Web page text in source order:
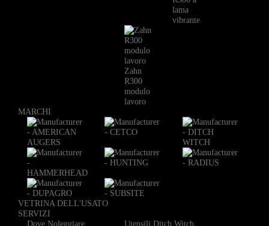
lama
vibrante
Zahn
R300
modulo
lavoro
MARCHI
VETRINA DELL'USATO
SERVIZI
Dove Noleggiare
Utensili Ditch Witch